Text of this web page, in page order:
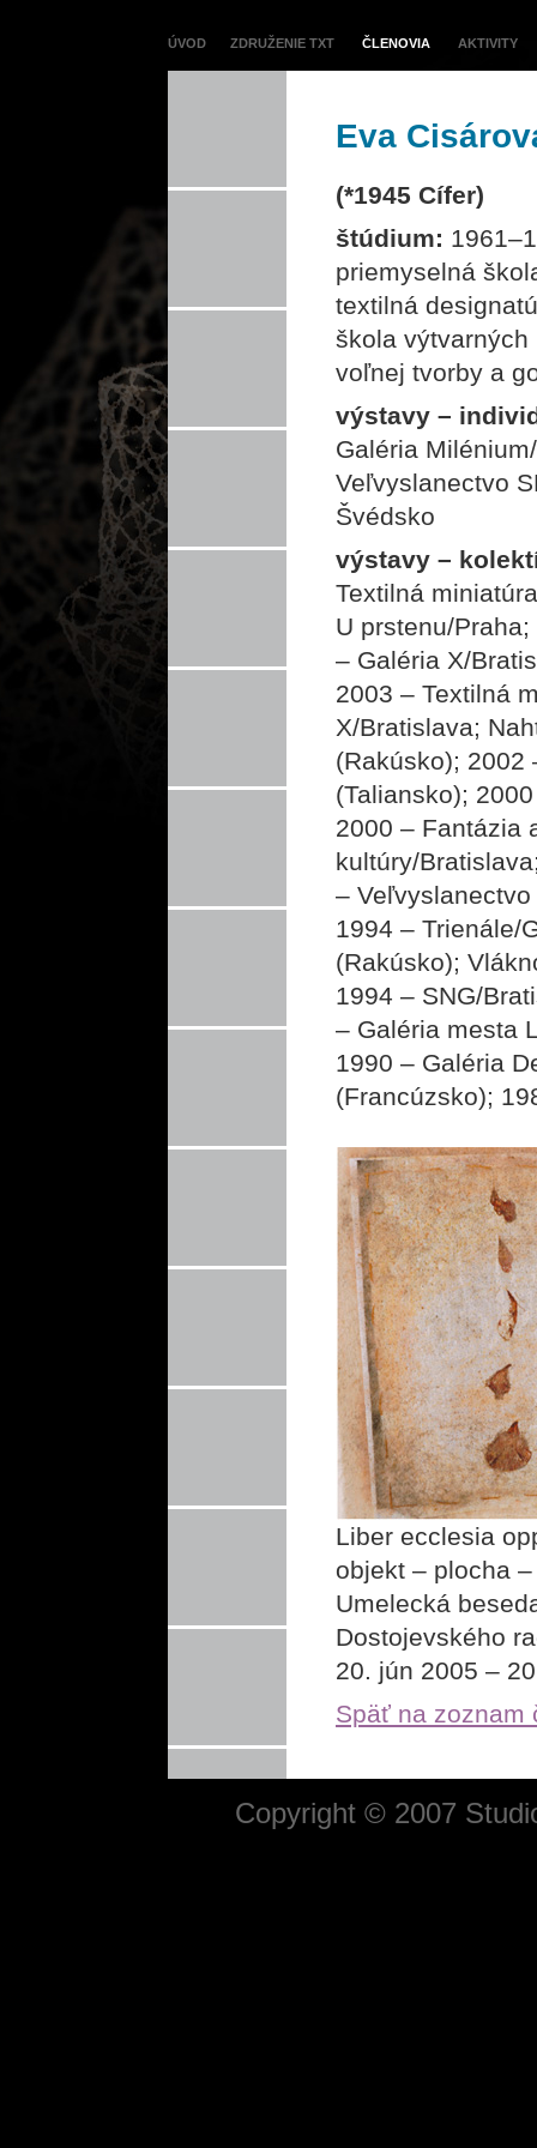
ÚVOD ZDRUŽENIE TXT ČLENOVIA AKTIVITY
Eva
(*1945 Cífer)
štúdium:
priemyselná
textilná
škola
voľnej tvorby a
výstavy –
Galéria
Veľvyslanectvo
Švédsko
výstavy –
Textilná
U prstenu/
– Galéria X/
2003 – Textilná
X/Bratislava;
(Rakúsko); 2002
(Taliansko);
2000 – Fantázia
kultúry/
–
1994 – Trienále/
(Rakúsko);
1994 – SNG/
– Galéria mesta
1990 – Galéria
(Francúzsko);
Liber ecclesia
objekt – plocha
Umelecká
Dostojevského
20. jún 2005 –
Späť na zoznam
Copyright © 2007